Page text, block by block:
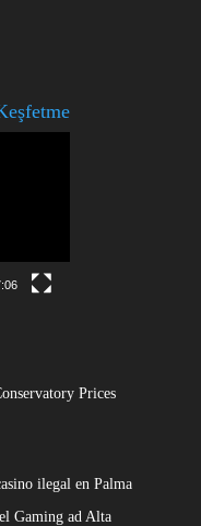
Prices
ilegal en Palma
Gaming ad Alta